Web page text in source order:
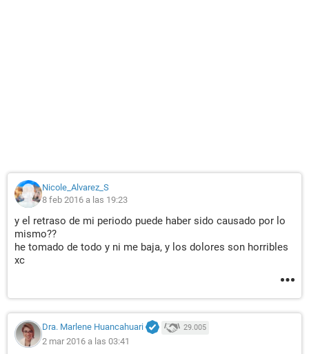
Nicole_Alvarez_S
8 feb 2016 a las 19:23
y el retraso de mi periodo puede haber sido causado por lo
mismo??
he tomado de todo y ni me baja, y los dolores son horribles
xc
Dra. Marlene Huancahuari 29.005
2 mar 2016 a las 03:41